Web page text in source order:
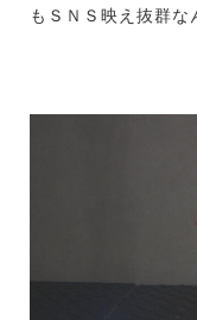
もＳＮＳ映え抜群な